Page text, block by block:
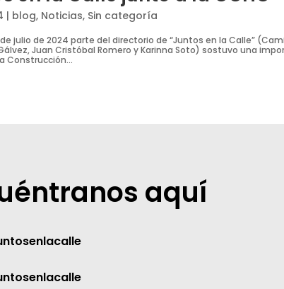
| blog, Noticias, Sin categoría
julio de 2024 parte del directorio de “Juntos en la Calle”
Juan Cristóbal Romero y Karinna Soto) sostuvo una
Construcción...
aquí